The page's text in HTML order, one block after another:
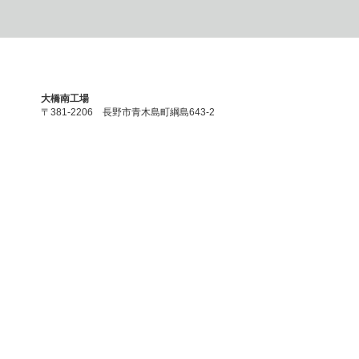
大橋南工場
〒381-2206 長野市青木島町綱島643-2